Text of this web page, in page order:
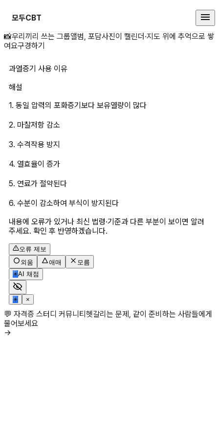
모두CBT
과열증기 사용 이유 상세 페이지
📸우리끼리 쓰는 그룹앨범, 포담사진이 캘린더·지도 위에 추억으로 쌓
여요구경하기
과열증기 사용 이유
해설
1. 동일 압력의 포화증기보다 보유열량이 많다
2. 마찰저항 감소
3. 수격작용 방지
4. 열효율이 증가
5. 연료가 절약된다
6. 수분이 감소하여 부식이 방지된다
내용에 오류가 있거나 최신 법령·기준과 다른 부분이 보이면 알려
주세요. 확인 후 반영하겠습니다.
오류 제보
외움
애매
모름
✳AI 채점
✳ ×
💬 자격증 스터디 커뮤니티헷갈리는 문제, 같이 준비하는 사람들에게
물어보세요
→